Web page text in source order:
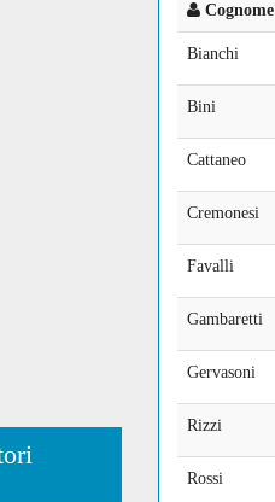
Cognome
Bianchi
Bini
Cattaneo
Cremonesi
Favalli
Gambaretti
Gervasoni
Rizzi
Rossi